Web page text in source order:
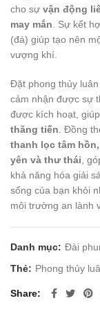
cho sự vận động
may mắn . Sự kết
(đá) giúp tạo nên
vượng khí.
Đặt phong thủy
cảm nhận được sự
được kích hoạt, giúp
thăng tiến . Đồng
thanh lọc tâm
yên và thư thái ,
khả năng hóa giải
sống của bạn khỏi
môi trường an lành
Danh mục: Đài
Thẻ: Phong thủy
Share